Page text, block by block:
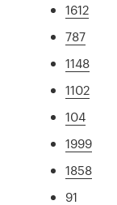
1612
787
1148
1102
104
1999
1858
91